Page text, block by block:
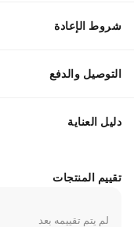
المعروف بخصائصه الفريدة،
الدائم حتى في الأجواء
100%، يتميز بنسيج مسامي
تحديد تفاصيل الجسم وتوفر
التطريز، نوصي بغسلها
شروط الإعادة
التوصيل والدفع
دليل العناية
تقييم المنتجات
لم يتم تقييمه بعد